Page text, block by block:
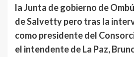
la Junta de gobierno de
de Salvetty pero tras la
como presidente del
el intendente de La Paz,